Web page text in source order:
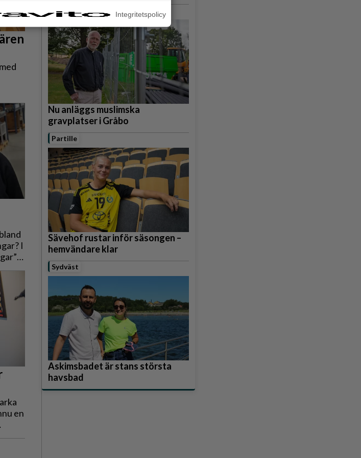
–
vars
Det
I
en
i
verk
Lerum
Nu anläggs muslimska
gravplatser i Gråbo
Partille
Sävehof rustar inför säsongen –
hemvändare klar
Sydväst
Askimsbadet är stans största
havsbad
Integritetspolicy